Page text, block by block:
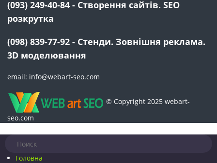
(093) 249-40-84 - Створення сайтів. SEO
розкрутка
(098) 839-77-92 - Стенди. Зовнішня реклама.
3D моделювання
email: info@webart-seo.com
© Copyright 2025 webart-
seo.com
Головна